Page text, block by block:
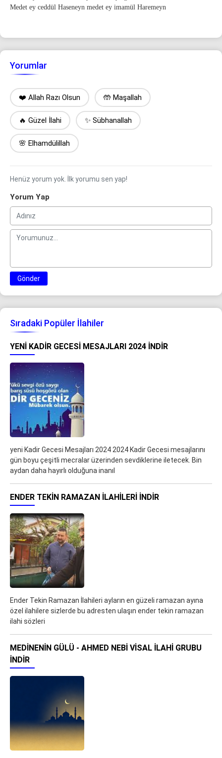
Medet ey ceddül Haseneyn medet ey imamül Haremeyn
Yorumlar
❤️ Allah Razı Olsun 🤲 Maşallah
🔥 Güzel İlahi ✨ Sübhanallah
🌸 Elhamdülillah
Henüz yorum yok. İlk yorumu sen yap!
Yorum Yap
Gönder
Sıradaki Popüler İlahiler
YENI KADIR GECESI MESAJLARI 2024 İNDIR
yeni Kadir Gecesi Mesajları 2024 2024 Kadir Gecesi mesajlarını
gün boyu çeşitli mecralar üzerinden sevdiklerine iletecek. Bin
aydan daha hayırlı olduğuna inanıl
ENDER TEKIN RAMAZAN İLAHILERI İNDIR
Ender Tekin Ramazan İlahileri ayların en güzeli ramazan ayına
özel ilahilere sizlerde bu adresten ulaşın ender tekin ramazan
ilahi sözleri
MEDINENIN GÜLÜ - AHMED NEBI VISAL İLAHI GRUBU
İNDIR